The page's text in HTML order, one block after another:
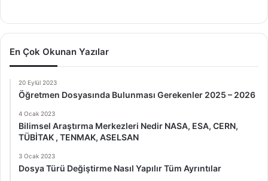
En Çok Okunan Yazılar
20 Eylül 2023
Öğretmen Dosyasında Bulunması Gerekenler 2025 – 2026
4 Ocak 2023
Bilimsel Araştırma Merkezleri Nedir NASA, ESA, CERN,
TÜBİTAK , TENMAK, ASELSAN
3 Ocak 2023
Dosya Türü Değiştirme Nasıl Yapılır Tüm Ayrıntılar